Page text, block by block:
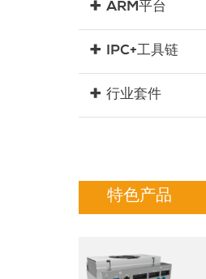
ARM平台
IPC+工具链
行业套件
特色产品